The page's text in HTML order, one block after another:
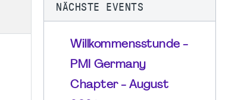
NÄCHSTE EVENTS
Willkommensstunde -
PMI Germany
Chapter - August